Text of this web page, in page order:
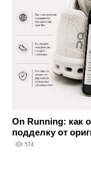
On Running: как
подделку от
574